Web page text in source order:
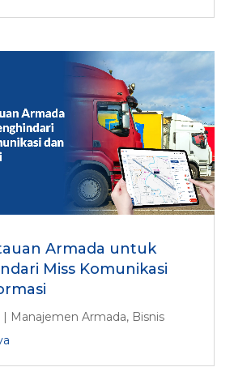
Armada untuk
Miss Komunikasi
| Manajemen Armada, Bisnis